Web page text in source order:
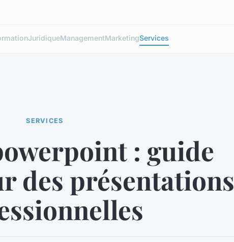
JuridiqueManagementMarketingServices
SERVICES
: guide
des présentations